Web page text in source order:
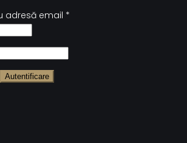
adresă email *
Autentificare